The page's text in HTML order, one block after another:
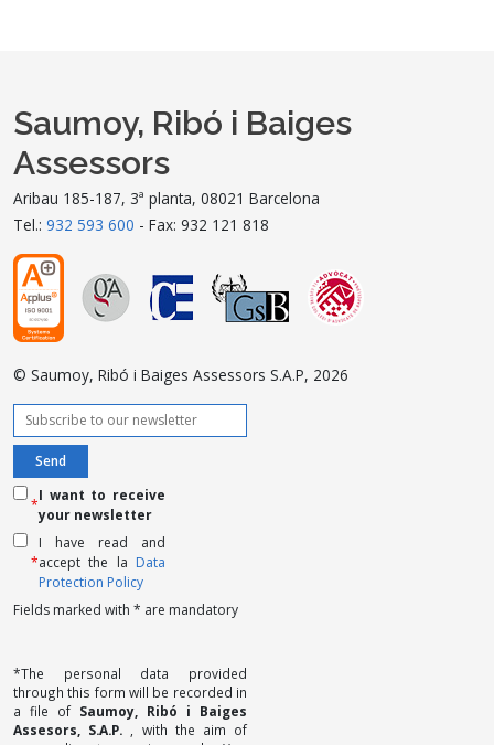
Saumoy, Ribó i Baiges
Assessors
Aribau 185-187, 3ª planta, 08021 Barcelona
Tel.: 932 593 600 - Fax: 932 121 818
© Saumoy, Ribó i Baiges Assessors S.A.P, 2026
Fields marked with * are mandatory
*
I want to receive
your newsletter
*
I have read and
accept the la Data
Protection Policy
*The personal data provided
through this form will be recorded in
a file of Saumoy, Ribó i Baiges
Assesors, S.A.P.
, with the aim of